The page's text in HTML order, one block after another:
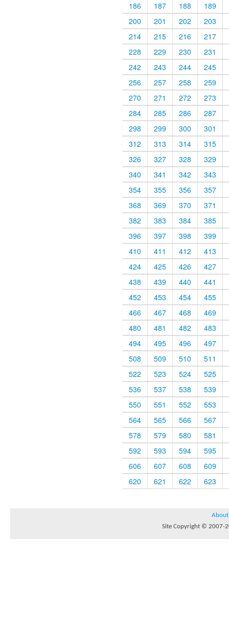
186
187 188
189
200
201 202
203
214
215 216
217
228
229 230
231
242
243 244
245
256
257 258
259
270
271 272
273
284
285 286
287
298
299 300
301
312
313 314
315
326
327 328
329
340
341 342
343
354
355 356
357
368
369 370
371
382
383 384
385
396
397 398
399
410
411 412
413
424
425 426
427
438
439 440
441
452
453 454
455
466
467 468
469
480
481 482
483
494
495 496
497
508
509 510
511
522
523 524
525
536
537 538
539
550
551 552
553
564
565 566
567
578
579 580
581
592
593 594
595
606
607 608
609
620
621 622 623
About
Site Copyright © 2007-